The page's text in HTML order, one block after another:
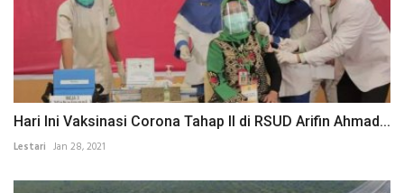
Hari Ini Vaksinasi Corona Tahap II di RSUD Arifin Ahmad...
Lestari Jan 28, 2021